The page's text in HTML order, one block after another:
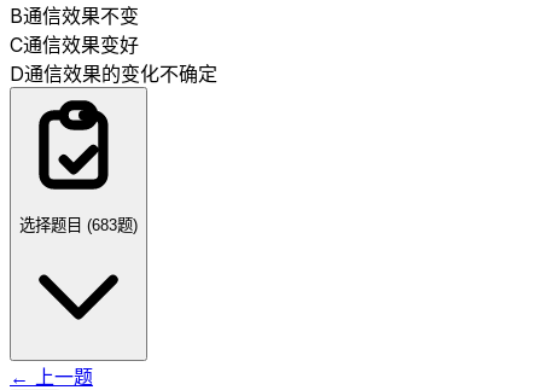
B通信效果不变
C通信效果变好
D通信效果的变化不确定
选择题目 (683题)
← 上一题